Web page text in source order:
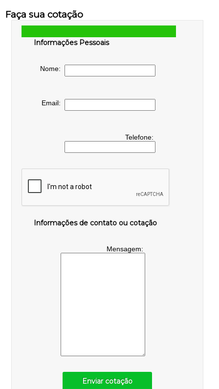
Faça sua cotação
Informações Pessoais
Nome:
Email:
Telefone:
Informações de contato ou cotação
Mensagem:
Enviar cotação